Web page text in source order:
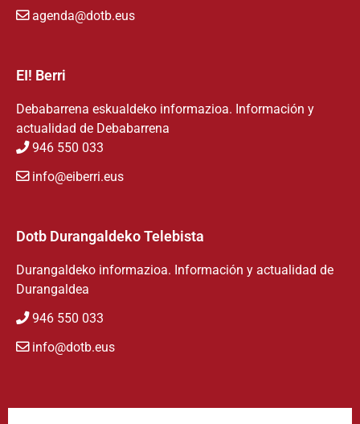
agenda@dotb.eus
EI! Berri
Debabarrena eskualdeko informazioa. Información y
actualidad de Debabarrena
946 550 033
info@eiberri.eus
Dotb Durangaldeko Telebista
Durangaldeko informazioa. Información y actualidad de
Durangaldea
946 550 033
info@dotb.eus